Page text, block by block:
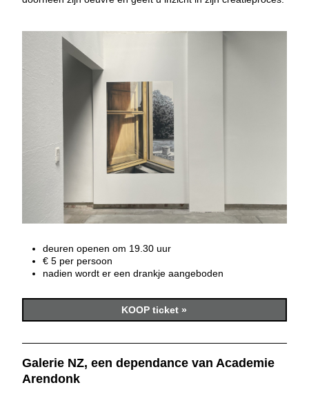
deuren openen om 19.30 uur
€ 5 per persoon
nadien wordt er een drankje aangeboden
KOOP ticket »
Galerie NZ, een dependance van Academie
Arendonk